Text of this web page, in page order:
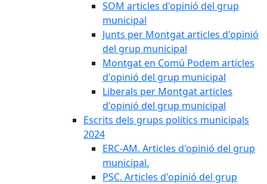
SOM articles d'opinió del grup
municipal
Junts per Montgat articles d'opinió
del grup municipal
Montgat en Comú Podem articles
d'opinió del grup municipal
Liberals per Montgat articles
d'opinió del grup municipal
Escrits dels grups polítics municipals
2024
ERC-AM. Articles d'opinió del grup
municipal.
PSC. Articles d'opinió del grup